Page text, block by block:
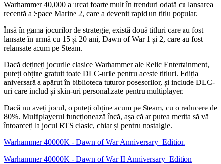
Warhammer 40,000 a urcat foarte mult în trenduri odată cu lansarea
recentă a Space Marine 2, care a devenit rapid un titlu popular.
Însă în gama jocurilor de strategie, există două titluri care au fost
lansate în urmă cu 15 și 20 ani, Dawn of War 1 și 2, care au fost
relansate acum pe Steam.
Dacă dețineți jocurile clasice Warhammer ale Relic Entertainment,
puteți obține gratuit toate DLC-urile pentru aceste titluri. Ediția
aniversară a apărut în biblioteca tuturor posesorilor, și include DLC-
uri care includ și skin-uri personalizate pentru multiplayer.
Dacă nu aveți jocul, o puteți obține acum pe Steam, cu o reducere de
80%. Multiplayerul funcționează încă, așa că ar putea merita să vă
întoarceți la jocul RTS clasic, chiar și pentru nostalgie.
Warhammer 40000K - Dawn of War Anniversary_Edition
Warhammer 40000K - Dawn of War II Anniversary_Edition